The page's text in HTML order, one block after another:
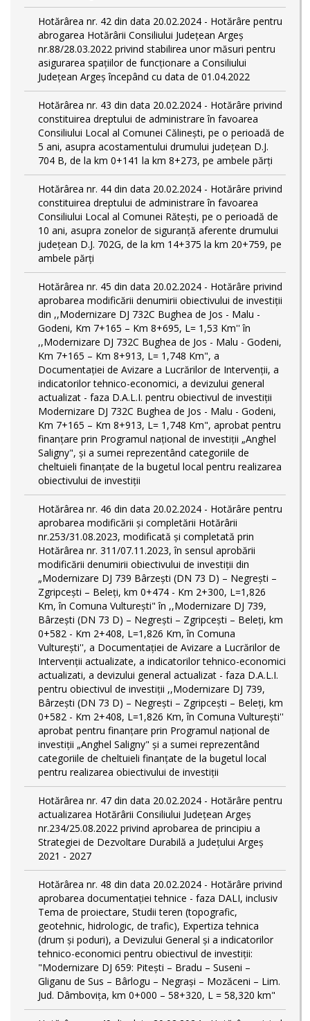
Hotărârea nr. 42 din data 20.02.2024 - Hotărâre pentru
abrogarea Hotărârii Consiliului Județean Argeș
nr.88/28.03.2022 privind stabilirea unor măsuri pentru
asigurarea spațiilor de funcționare a Consiliului
Județean Argeș începând cu data de 01.04.2022
Hotărârea nr. 43 din data 20.02.2024 - Hotărâre privind
constituirea dreptului de administrare în favoarea
Consiliului Local al Comunei Călinești, pe o perioadă de
5 ani, asupra acostamentului drumului județean D.J.
704 B, de la km 0+141 la km 8+273, pe ambele părți
Hotărârea nr. 44 din data 20.02.2024 - Hotărâre privind
constituirea dreptului de administrare în favoarea
Consiliului Local al Comunei Rătești, pe o perioadă de
10 ani, asupra zonelor de siguranță aferente drumului
județean D.J. 702G, de la km 14+375 la km 20+759, pe
ambele părți
Hotărârea nr. 45 din data 20.02.2024 - Hotărâre privind
aprobarea modificării denumirii obiectivului de investiții
din ,,Modernizare DJ 732C Bughea de Jos - Malu -
Godeni, Km 7+165 – Km 8+695, L= 1,53 Km'' în
,,Modernizare DJ 732C Bughea de Jos - Malu - Godeni,
Km 7+165 – Km 8+913, L= 1,748 Km", a
Documentației de Avizare a Lucrărilor de Intervenții, a
indicatorilor tehnico-economici, a devizului general
actualizat - faza D.A.L.I. pentru obiectivul de investiţii
Modernizare DJ 732C Bughea de Jos - Malu - Godeni,
Km 7+165 – Km 8+913, L= 1,748 Km", aprobat pentru
finanțare prin Programul național de investiții „Anghel
Saligny", și a sumei reprezentând categoriile de
cheltuieli finanțate de la bugetul local pentru realizarea
obiectivului de investiții
Hotărârea nr. 46 din data 20.02.2024 - Hotărâre pentru
aprobarea modificării şi completării Hotărârii
nr.253/31.08.2023, modificată și completată prin
Hotărârea nr. 311/07.11.2023, în sensul aprobării
modificării denumirii obiectivului de investiții din
„Modernizare DJ 739 Bârzeşti (DN 73 D) – Negrești –
Zgripcești – Beleți, km 0+474 - Km 2+300, L=1,826
Km, în Comuna Vulturești" în ,,Modernizare DJ 739,
Bârzeşti (DN 73 D) – Negrești – Zgripcești – Beleți, km
0+582 - Km 2+408, L=1,826 Km, în Comuna
Vulturești'', a Documentației de Avizare a Lucrărilor de
Intervenții actualizate, a indicatorilor tehnico-economici
actualizati, a devizului general actualizat - faza D.A.L.I.
pentru obiectivul de investiţii ,,Modernizare DJ 739,
Bârzeşti (DN 73 D) – Negrești – Zgripcești – Beleți, km
0+582 - Km 2+408, L=1,826 Km, în Comuna Vulturești''
aprobat pentru finanțare prin Programul național de
investiții „Anghel Saligny" și a sumei reprezentând
categoriile de cheltuieli finanțate de la bugetul local
pentru realizarea obiectivului de investiții
Hotărârea nr. 47 din data 20.02.2024 - Hotărâre pentru
actualizarea Hotărârii Consiliului Județean Argeș
nr.234/25.08.2022 privind aprobarea de principiu a
Strategiei de Dezvoltare Durabilă a Județului Argeș
2021 - 2027
Hotărârea nr. 48 din data 20.02.2024 - Hotărâre privind
aprobarea documentației tehnice - faza DALI, inclusiv
Tema de proiectare, Studii teren (topografic,
geotehnic, hidrologic, de trafic), Expertiza tehnica
(drum și poduri), a Devizului General și a indicatorilor
tehnico-economici pentru obiectivul de investiții:
"Modernizare DJ 659: Pitești – Bradu – Suseni –
Gliganu de Sus – Bârlogu – Negrași – Mozăceni – Lim.
Jud. Dâmboviţa, km 0+000 – 58+320, L = 58,320 km"